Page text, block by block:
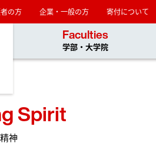
龍谷大学 You,
の方 企業・一般の方 寄付について
Faculties
学部・大学院
Spirit
神